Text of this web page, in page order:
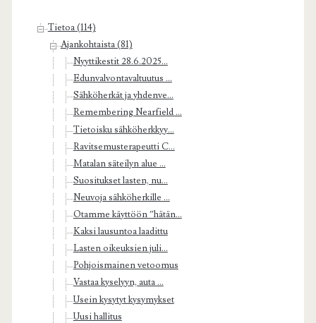
Tietoa (114)
Ajankohtaista (81)
Nyyttikestit 28.6.2025...
Edunvalvontavaltuutus ...
Sähköherkät ja yhdenve...
Remembering Nearfield ...
Tietoisku sähköherkkyy...
Ravitsemusterapeutti C...
Matalan säteilyn alue ...
Suositukset lasten, nu...
Neuvoja sähköherkille ...
Otamme käyttöön ”hätän...
Kaksi lausuntoa laadittu
Lasten oikeuksien juli...
Pohjoismainen vetoomus
Vastaa kyselyyn, auta ...
Usein kysytyt kysymykset
Uusi hallitus